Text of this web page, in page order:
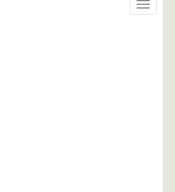
Toggle